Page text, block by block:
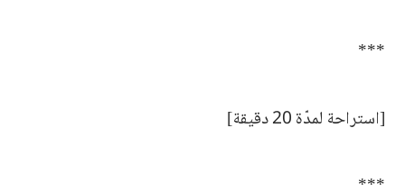
***
[استراحة لمدّة 20 دقيقة]